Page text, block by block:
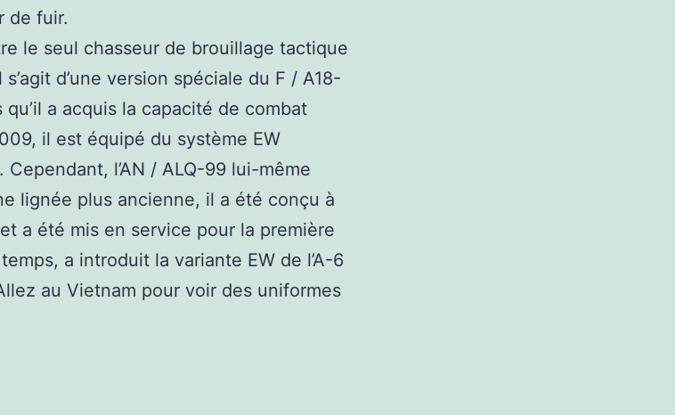
de fuir.
le seul chasseur de brouillage tactique
d’une version spéciale du F / A18-
a acquis la capacité de combat
il est équipé du système EW
l’AN / ALQ-99 lui-même
lignée plus ancienne, il a été conçu à
a été mis en service pour la première
a introduit la variante EW de l’A-6
au Vietnam pour voir des uniformes